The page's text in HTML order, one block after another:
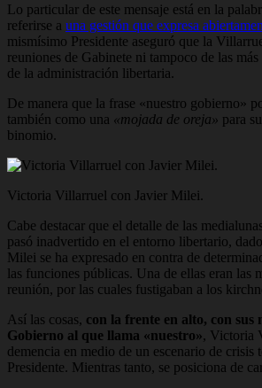
Lo particular de este mensaje está en la
referirse a una gestión que expresa
mismísimo Presidente aseguró que la
reuniones de Gabinete ni tampoco de las
de la administración libertaria.
De manera que la frase «nuestro gobierno»
también como una «mojada de oreja» para
binomio.
Victoria Villarruel con Javier Milei.
Cabe destacar que el detalle de las
pasó inadvertido en el entorno libertario,
Milei se ha expresado en contra de
las funciones públicas. Una de ellas eran las
reunión, por las cuales fustigaban a los
Así las cosas, con la frente en alto, con sus
Gobierno al que llama «nuestro», Victoria
demencia en medio de un escenario de crisis
Presidente. Mientras tanto, se posiciona de